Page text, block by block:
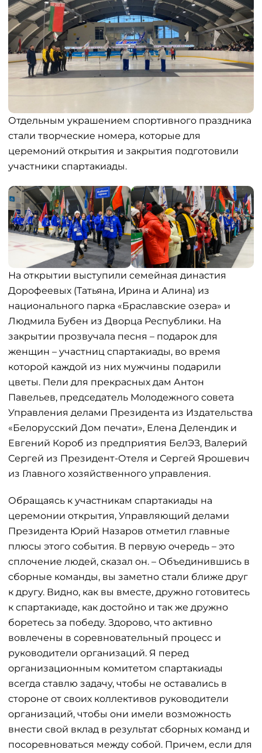
Отдельным украшением спортивного праздника
стали творческие номера, которые для
церемоний открытия и закрытия подготовили
участники спартакиады.
На открытии выступили семейная династия
Дорофеевых (Татьяна, Ирина и Алина) из
национального парка «Браславские озера» и
Людмила Бубен из Дворца Республики. На
закрытии прозвучала песня – подарок для
женщин – участниц спартакиады, во время
которой каждой из них мужчины подарили
цветы. Пели для прекрасных дам Антон
Павельев, председатель Молодежного совета
Управления делами Президента из Издательства
«Белорусский Дом печати», Елена Делендик и
Евгений Короб из предприятия БелЭЗ, Валерий
Сергей из Президент-Отеля и Сергей Ярошевич
из Главного хозяйственного управления.
Обращаясь к участникам спартакиады на
церемонии открытия, Управляющий делами
Президента Юрий Назаров отметил главные
плюсы этого события. В первую очередь – это
сплочение людей, сказал он. – Объединившись в
сборные команды, вы заметно стали ближе друг
к другу. Видно, как вы вместе, дружно готовитесь
к спартакиаде, как достойно и так же дружно
боретесь за победу. Здорово, что активно
вовлечены в соревновательный процесс и
руководители организаций. Я перед
организационным комитетом спартакиады
всегда ставлю задачу, чтобы не оставались в
стороне от своих коллективов руководители
организаций, чтобы они имели возможность
внести свой вклад в результат сборных команд и
посоревноваться между собой. Причем, если для